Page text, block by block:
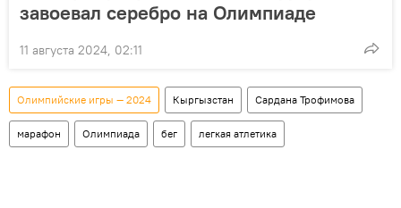
завоевал серебро на Олимпиаде
11 августа 2024, 02:11
Олимпийские игры — 2024 Кыргызстан Сардана Трофимова
марафон Олимпиада бег легкая атлетика